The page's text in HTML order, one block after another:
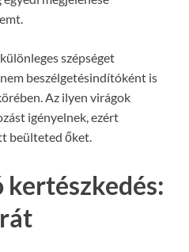
szépséget
beszélgetésindítóként is
Az ilyen virágok
igényelnek, ezért
beülteted őket.